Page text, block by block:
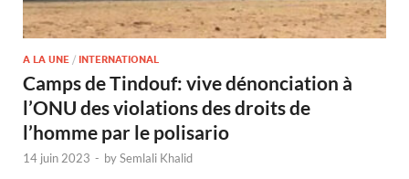
A LA UNE / INTERNATIONAL
Camps de Tindouf: vive dénonciation à
l’ONU des violations des droits de
l’homme par le polisario
14 juin 2023 - bySemlali Khalid